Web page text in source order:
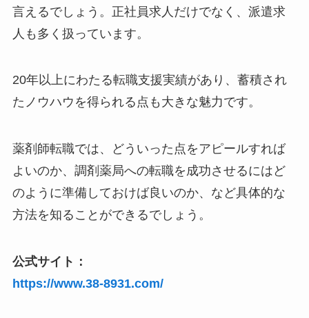
言えるでしょう。正社員求人だけでなく、派遣求
人も多く扱っています。
20年以上にわたる転職支援実績があり、蓄積され
たノウハウを得られる点も大きな魅力です。
薬剤師転職では、どういった点をアピールすれば
よいのか、調剤薬局への転職を成功させるにはど
のように準備しておけば良いのか、など具体的な
方法を知ることができるでしょう。
公式サイト：
https://www.38-8931.com/